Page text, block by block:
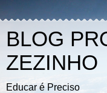
BLOG
ZEZINHO
Educar é Preciso